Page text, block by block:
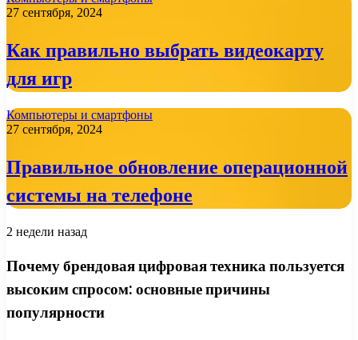
27 сентября, 2024
Как правильно выбрать видеокарту
для игр
Компьютеры и смартфоны
27 сентября, 2024
Правильное обновление операционной
системы на телефоне
2 недели назад
Почему брендовая цифровая техника пользуется
высоким спросом: основные причины
популярности